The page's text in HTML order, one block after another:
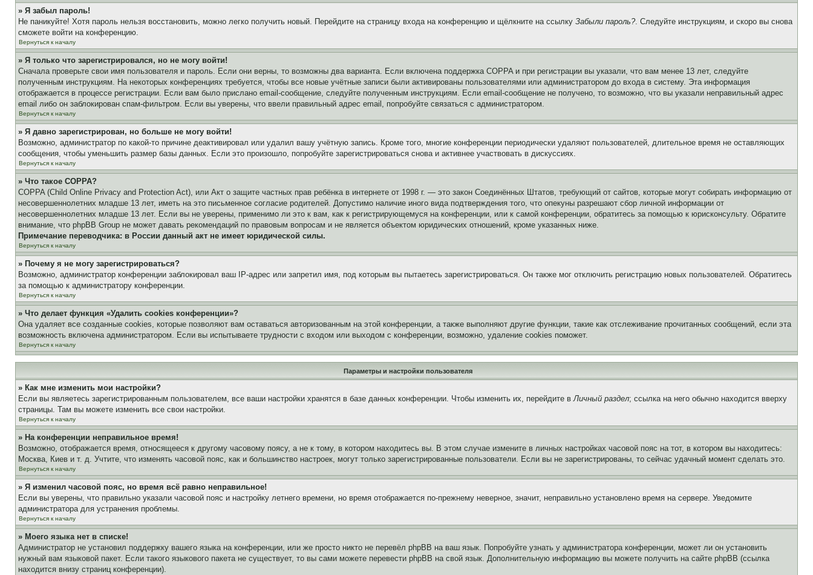
» Я забыл пароль!
Не паникуйте! Хотя пароль нельзя восстановить, можно легко получить новый. Перейдите на страницу входа на конференцию и щёлкните на ссылку Забыли пароль?. Следуйте инструкциям, и скоро вы снова
сможете войти на конференцию.
Вернуться к началу
» Я только что зарегистрировался, но не могу войти!
Сначала проверьте свои имя пользователя и пароль. Если они верны, то возможны два варианта. Если включена поддержка COPPA и при регистрации вы указали, что вам менее 13 лет, следуйте
полученным инструкциям. На некоторых конференциях требуется, чтобы все новые учётные записи были активированы пользователями или администратором до входа в систему. Эта информация
отображается в процессе регистрации. Если вам было прислано email-сообщение, следуйте полученным инструкциям. Если email-сообщение не получено, то возможно, что вы указали неправильный адрес
email либо он заблокирован спам-фильтром. Если вы уверены, что ввели правильный адрес email, попробуйте связаться с администратором.
Вернуться к началу
» Я давно зарегистрирован, но больше не могу войти!
Возможно, администратор по какой-то причине деактивировал или удалил вашу учётную запись. Кроме того, многие конференции периодически удаляют пользователей, длительное время не оставляющих
сообщения, чтобы уменьшить размер базы данных. Если это произошло, попробуйте зарегистрироваться снова и активнее участвовать в дискуссиях.
Вернуться к началу
» Что такое COPPA?
COPPA (Child Online Privacy and Protection Act), или Акт о защите частных прав ребёнка в интернете от 1998 г. — это закон Соединённых Штатов, требующий от сайтов, которые могут собирать информацию от
несовершеннолетних младше 13 лет, иметь на это письменное согласие родителей. Допустимо наличие иного вида подтверждения того, что опекуны разрешают сбор личной информации от
несовершеннолетних младше 13 лет. Если вы не уверены, применимо ли это к вам, как к регистрирующемуся на конференции, или к самой конференции, обратитесь за помощью к юрисконсульту. Обратите
внимание, что phpBB Group не может давать рекомендаций по правовым вопросам и не является объектом юридических отношений, кроме указанных ниже.
Примечание переводчика: в России данный акт не имеет юридической силы.
Вернуться к началу
» Почему я не могу зарегистрироваться?
Возможно, администратор конференции заблокировал ваш IP-адрес или запретил имя, под которым вы пытаетесь зарегистрироваться. Он также мог отключить регистрацию новых пользователей. Обратитесь
за помощью к администратору конференции.
Вернуться к началу
» Что делает функция «Удалить cookies конференции»?
Она удаляет все созданные cookies, которые позволяют вам оставаться авторизованным на этой конференции, а также выполняют другие функции, такие как отслеживание прочитанных сообщений, если эта
возможность включена администратором. Если вы испытываете трудности с входом или выходом с конференции, возможно, удаление cookies поможет.
Вернуться к началу
Параметры и настройки пользователя
» Как мне изменить мои настройки?
Если вы являетесь зарегистрированным пользователем, все ваши настройки хранятся в базе данных конференции. Чтобы изменить их, перейдите вЛичный раздел; ссылка на него обычно находится вверху
страницы. Там вы можете изменить все свои настройки.
Вернуться к началу
» На конференции неправильное время!
Возможно, отображается время, относящееся к другому часовому поясу, а не к тому, в котором находитесь вы. В этом случае измените в личных настройках часовой пояс на тот, в котором вы находитесь:
Москва, Киев и т. д. Учтите, что изменять часовой пояс, как и большинство настроек, могут только зарегистрированные пользователи. Если вы не зарегистрированы, то сейчас удачный момент сделать это.
Вернуться к началу
» Я изменил часовой пояс, но время всё равно неправильное!
Если вы уверены, что правильно указали часовой пояс и настройку летнего времени, но время отображается по-прежнему неверное, значит, неправильно установлено время на сервере. Уведомите
администратора для устранения проблемы.
Вернуться к началу
» Моего языка нет в списке!
Администратор не установил поддержку вашего языка на конференции, или же просто никто не перевёл phpBB на ваш язык. Попробуйте узнать у администратора конференции, может ли он установить
нужный вам языковой пакет. Если такого языкового пакета не существует, то вы сами можете перевести phpBB на свой язык. Дополнительную информацию вы можете получить на сайте phpBB (ссылка
находится внизу страниц конференции).